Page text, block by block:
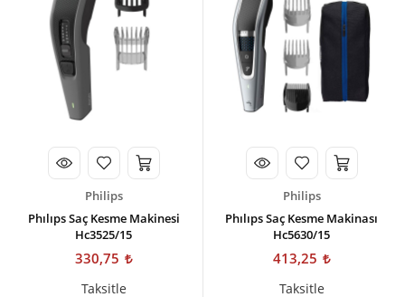
Philips
Phılıps Saç Kesme Makinesi
Hc3525/15
330,75
Taksitle
Philips
Phılıps Saç Kesme Makinası
Hc5630/15
413,25
Taksitle